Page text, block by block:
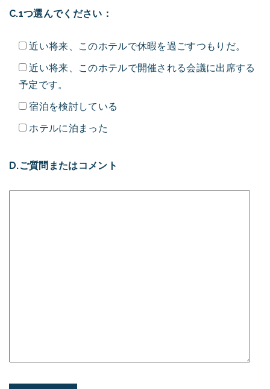
C.1つ選んでください：
近い将来、このホテルで休暇を過ごすつもりだ。
近い将来、このホテルで開催される会議に出席する
予定です。
宿泊を検討している
ホテルに泊まった
D.ご質問またはコメント